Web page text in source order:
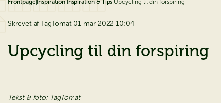
Frontpage Inspiration Inspiration & Tips Upcycling til din forspiring
Skrevet af TagTomat 01 mar 2022 10:04
Upcycling til din forspiring
Tekst & foto: TagTomat